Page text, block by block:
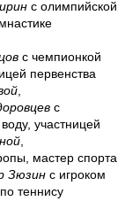
с олимпийской
с чемпионкой
первенства
с
участницей
мастер спорта
Зюзин с игроком
теннису